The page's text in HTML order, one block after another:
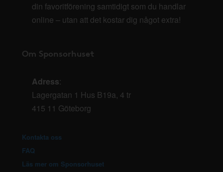
din favoritförening samtidigt som du handlar
online – utan att det kostar dig något extra!
Om Sponsorhuset
Adress:
Lagergatan 1 Hus B19a, 4 tr
415 11 Göteborg
Kontakta oss
FAQ
Läs mer om Sponsorhuset